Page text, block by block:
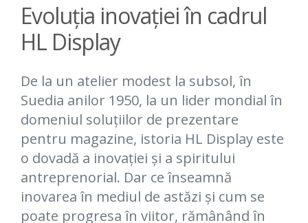
Evoluția inovației în cadrul
HL Display
De la un atelier modest la subsol, în
Suedia anilor 1950, la un lider mondial în
domeniul soluțiilor de prezentare
pentru magazine, istoria HL Display este
o dovadă a inovației și a spiritului
antreprenorial. Dar ce înseamnă
inovarea în mediul de astăzi și cum se
poate progresa în viitor, rămânând în